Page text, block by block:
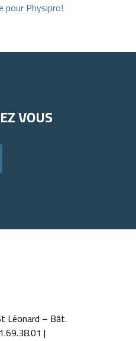
pour Physipro!
VOUS
Léonard – Bât.
|